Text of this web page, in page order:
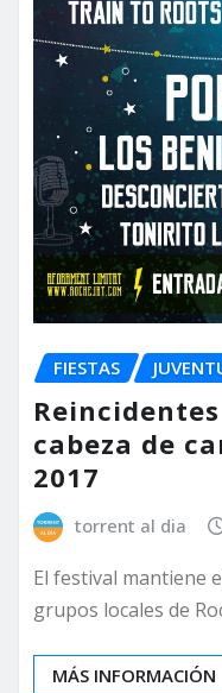
FIESTAS
cabeza de
2017
torrent al dia
El festival mantiene
grupos locales de
MÁS INFORMACIÓN